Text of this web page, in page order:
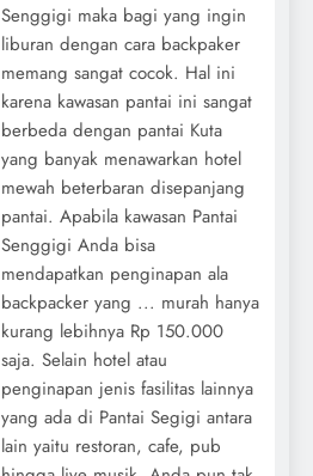
Senggigi maka bagi yang ingin
liburan dengan cara backpaker
memang sangat cocok. Hal ini
karena kawasan pantai ini sangat
berbeda dengan pantai Kuta
yang banyak menawarkan hotel
mewah beterbaran disepanjang
pantai. Apabila kawasan Pantai
Senggigi Anda bisa
mendapatkan penginapan ala
backpacker yang ... murah hanya
kurang lebihnya Rp 150.000
saja. Selain hotel atau
penginapan jenis fasilitas lainnya
yang ada di Pantai Segigi antara
lain yaitu restoran, cafe, pub